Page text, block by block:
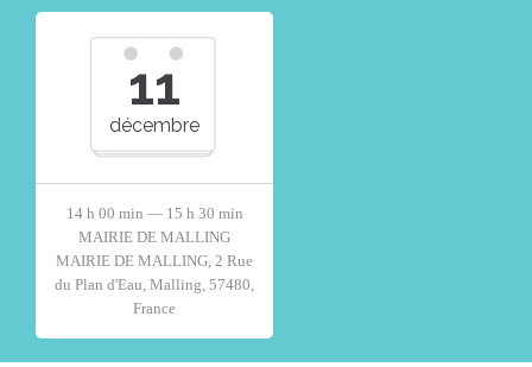
11
décembre
14 h 00 min — 15 h 30 min
MAIRIE DE MALLING
MAIRIE DE MALLING, 2 Rue
du Plan d'Eau, Malling, 57480,
France